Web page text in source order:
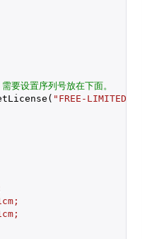
要设置序列号放在下面。
"FREE-LIMITED-